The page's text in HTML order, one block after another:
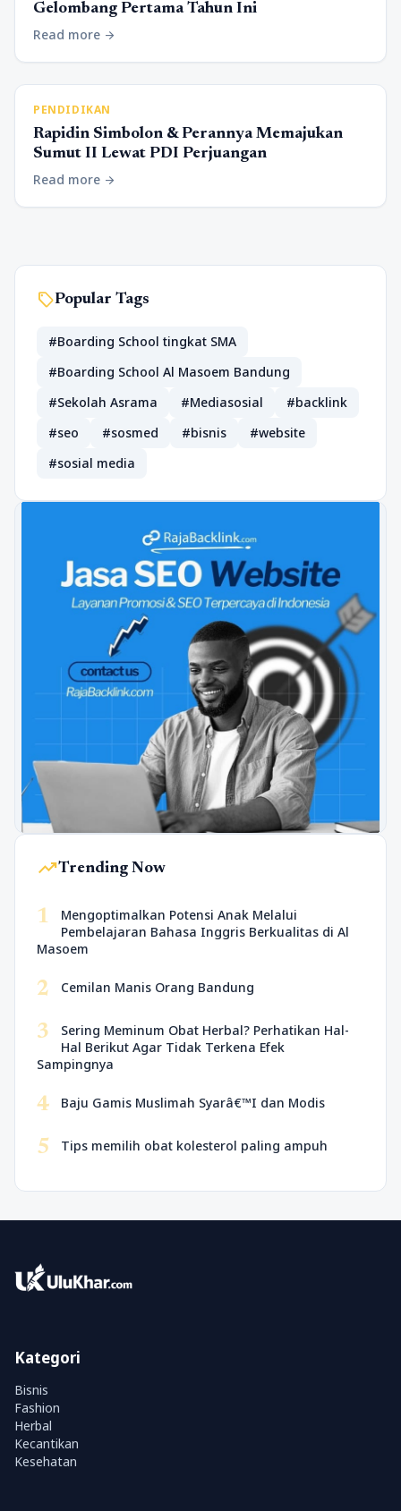
Gelombang Pertama Tahun Ini
Read more arrow_forward
PENDIDIKAN
Rapidin Simbolon & Perannya Memajukan
Sumut II Lewat PDI Perjuangan
Read more arrow_forward
sellPopular Tags
#Boarding School tingkat SMA
#Boarding School Al Masoem Bandung
#Sekolah Asrama
#Mediasosial
#backlink
#seo
#sosmed #bisnis
#website
#sosial media
trending_upTrending Now
1
Mengoptimalkan Potensi Anak Melalui
Pembelajaran Bahasa Inggris Berkualitas di Al
Masoem
2 Cemilan Manis Orang Bandung
3
Sering Meminum Obat Herbal? Perhatikan Hal-
Hal Berikut Agar Tidak Terkena Efek
Sampingnya
4 Baju Gamis Muslimah Syarâ€™I dan Modis
5 Tips memilih obat kolesterol paling ampuh
Kategori
Bisnis
Fashion
Herbal
Kecantikan
Kesehatan